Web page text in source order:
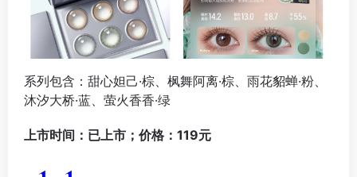
系列包含：甜心妲己·棕、枫舞阿离·棕、雨花貂蝉·粉、
沐汐大桥·蓝、萤火香香·绿
上市时间：已上市；价格：119元